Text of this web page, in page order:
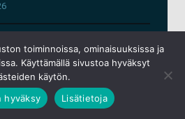
Pixel 10a
Asus ROG Kithara
toiminnoissa, ominaisuuksissa ja
Käyttämällä sivustoa hyväksyt
käytön.
hyväksy Lisätietoja